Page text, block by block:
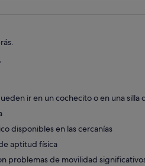
ir en un cochecito o en una silla
disponibles en las cercanías
aptitud física
problemas de movilidad